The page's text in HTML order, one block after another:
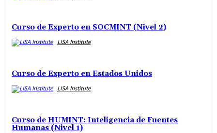
Curso de Experto en SOCMINT (Nivel 2)
LISA Institute
Curso de Experto en Estados Unidos
LISA Institute
Curso de HUMINT: Inteligencia de Fuentes
Humanas (Nivel 1)